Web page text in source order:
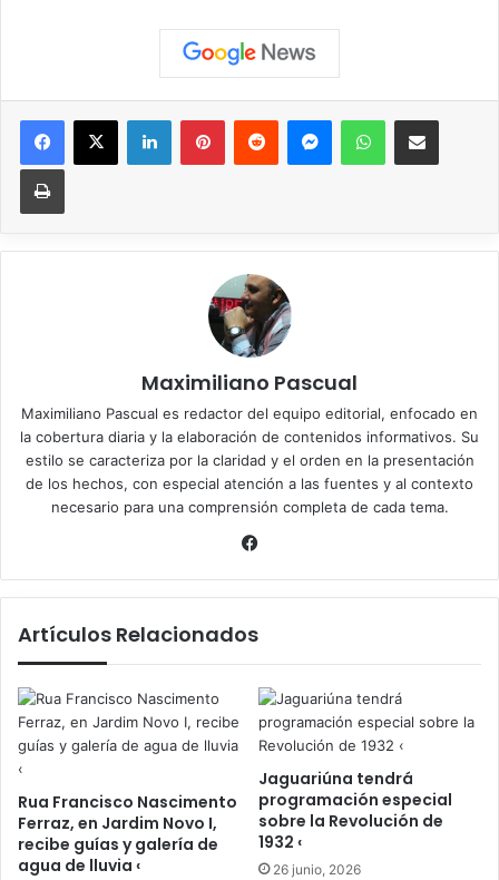
Facebook
X LinkedInPinterestReddit MessengerWhatsAppCompartir vía correo
Imprimir
Maximiliano Pascual
Maximiliano Pascual es redactor del equipo editorial, enfocado en
la cobertura diaria y la elaboración de contenidos informativos. Su
estilo se caracteriza por la claridad y el orden en la presentación
de los hechos, con especial atención a las fuentes y al contexto
necesario para una comprensión completa de cada tema.
Artículos Relacionados
Rua Francisco Nascimento
Ferraz, en Jardim Novo I,
recibe guías y galería de
agua de lluvia ‹
Jaguariúna tendrá
programación especial
sobre la Revolución de
1932 ‹
26 junio, 2026